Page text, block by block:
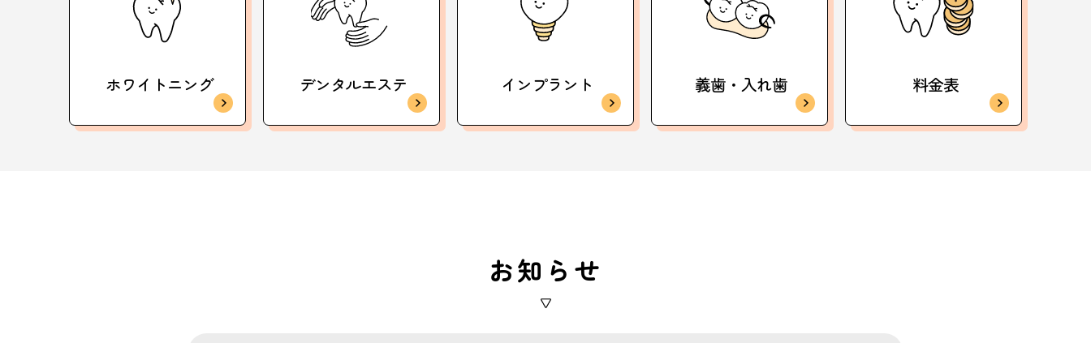
ホワイトニング デンタルエステ インプラント 義歯・入れ歯 料金表
お知らせ